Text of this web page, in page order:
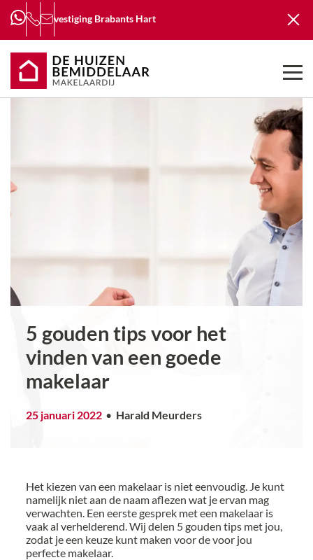
vestiging Brabants Hart
5 gouden tips voor het
vinden van een goede
makelaar
25 januari 2022 Harald Meurders
Het kiezen van een makelaar is niet eenvoudig. Je kunt
namelijk niet aan de naam aflezen wat je ervan mag
verwachten. Een eerste gesprek met een makelaar is
vaak al verhelderend. Wij delen 5 gouden tips met jou,
zodat je een keuze kunt maken voor de voor jou
perfecte makelaar.